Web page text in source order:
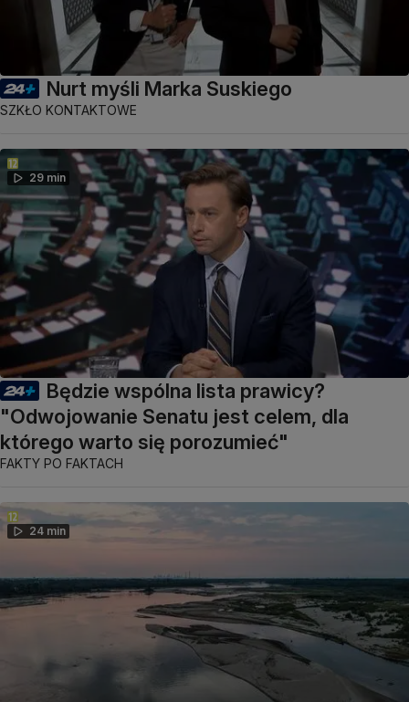
Nurt myśli Marka Suskiego
SZKŁO KONTAKTOWE
29 min
Będzie wspólna lista prawicy?
"Odwojowanie Senatu jest celem, dla
którego warto się porozumieć"
FAKTY PO FAKTACH
24 min